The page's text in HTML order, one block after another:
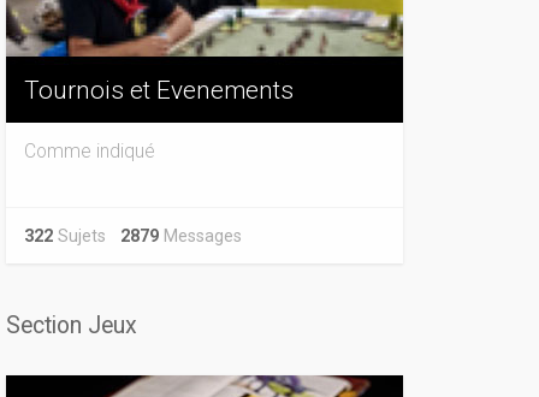
Tournois et Evenements
Comme indiqué
322 Sujets 2879 Messages
Section Jeux